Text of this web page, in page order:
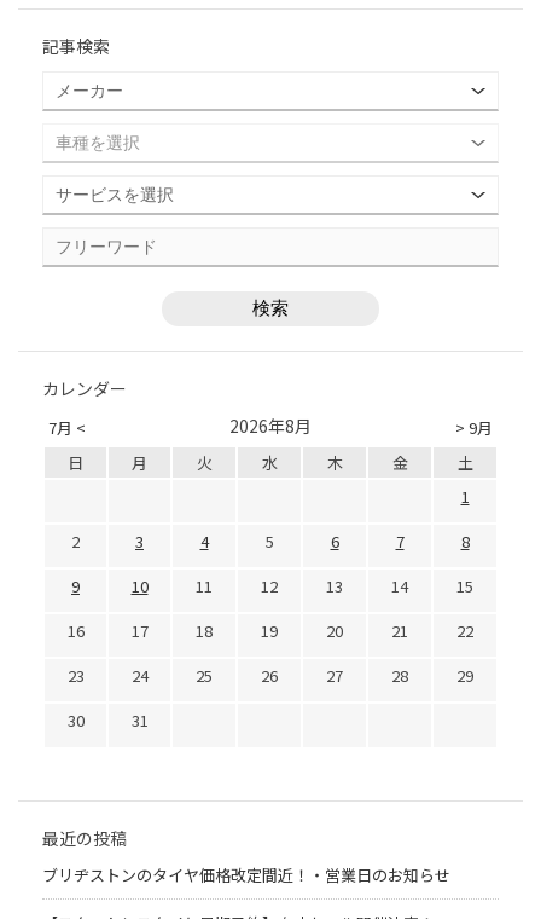
記事検索
カレンダー
7月 < > 9月
2026年8月
日 月 火 水 木 金
土
1
2
3 4 5 6 7
8
9
10 11 12 13 14
15
16
17 18 19 20 21
22
23
24 25 26 27 28
29
30
31
最近の投稿
ブリヂストンのタイヤ価格改定間近！・営業日のお知らせ